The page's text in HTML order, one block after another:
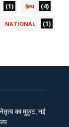
(1) हेल्थ (4)
NATIONAL (1)
का मुकुट, नई